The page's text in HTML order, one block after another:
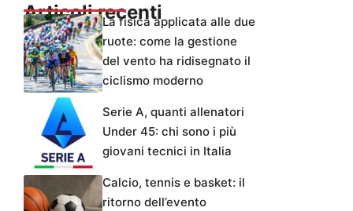
Articoli recentiLa fisica applicata alle due
ruote: come la gestione
del vento ha ridisegnato il
ciclismo moderno
Serie A, quanti allenatori
Under 45: chi sono i più
giovani tecnici in Italia
Calcio, tennis e basket: il
ritorno dell’evento